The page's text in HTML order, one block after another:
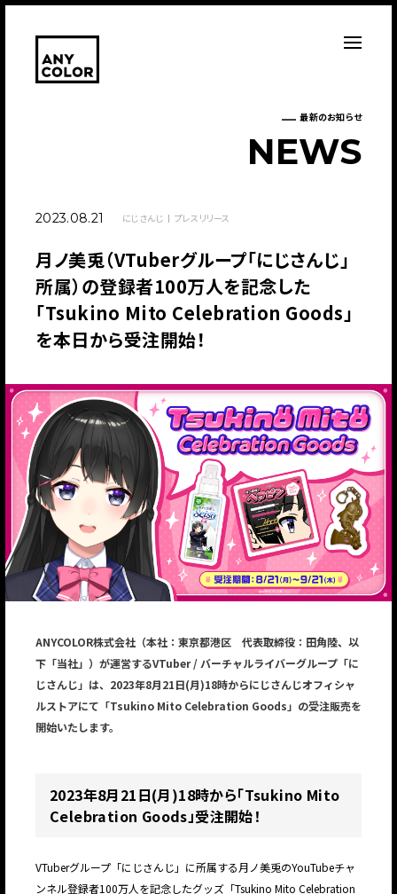
最新のお知らせ
NEWS
2023.08.21 にじさんじ プレスリリース
月ノ美兎（VTuberグループ「にじさんじ」
所属）の登録者100万人を記念した
「Tsukino Mito Celebration Goods」
を本日から受注開始！
ANYCOLOR株式会社（本社：東京都港区 代表取締役：田角陸、以
下「当社」）が運営するVTuber / バーチャルライバーグループ「に
じさんじ」は、2023年8月21日(月)18時からにじさんじオフィシャ
ルストアにて「Tsukino Mito Celebration Goods」の受注販売を
開始いたします。
2023年8月21日(月)18時から「Tsukino Mito
Celebration Goods」受注開始！
VTuberグループ「にじさんじ」に所属する月ノ美兎のYouTubeチャ
ンネル登録者100万人を記念したグッズ「Tsukino Mito Celebration